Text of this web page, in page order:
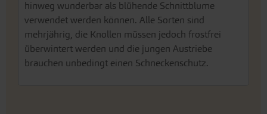
hinweg wunderbar als blühende Schnittblume
verwendet werden können. Alle Sorten sind
mehrjährig, die Knollen müssen jedoch frostfrei
überwintert werden und die jungen Austriebe
brauchen unbedingt einen Schneckenschutz.